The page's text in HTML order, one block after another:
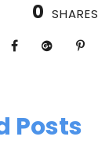
0 SHARES
Posts